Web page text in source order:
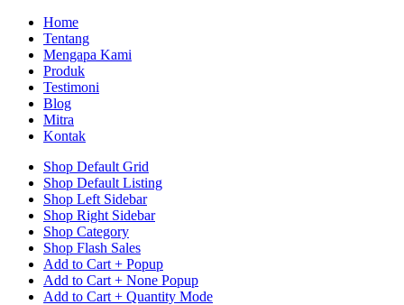
Home
Tentang
Mengapa Kami
Produk
Testimoni
Blog
Mitra
Kontak
Shop Default Grid
Shop Default Listing
Shop Left Sidebar
Shop Right Sidebar
Shop Category
Shop Flash Sales
Add to Cart + Popup
Add to Cart + None Popup
Add to Cart + Quantity Mode